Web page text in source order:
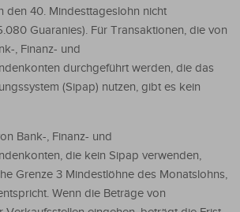
den 40. Mindesttageslohn nicht
Guaranies). Für Transaktionen, die von
, Finanz- und
durchgeführt werden, die das
(Sipap) nutzen, gibt es kein
Bank-, Finanz- und
die kein Sipap verwenden,
Grenze 3 Mindestlöhne des Monatslohns,
Wenn die Beträge von